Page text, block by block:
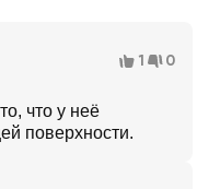
1 0
что у неё
поверхности.